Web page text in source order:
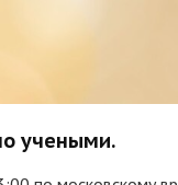
учеными.